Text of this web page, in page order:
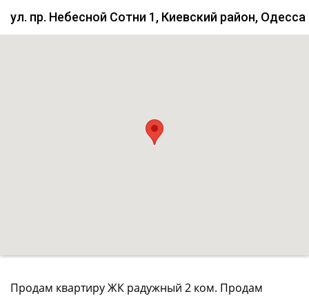
ул. пр. Небесной Сотни 1, Киевский район, Одесса
Продам квартиру ЖК радужный 2 ком. Продам